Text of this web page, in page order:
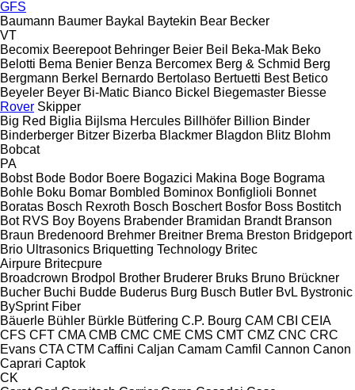
GFS
Baumann Baumer Baykal Baytekin Bear Becker
VT
Becomix Beerepoot Behringer Beier Beil Beka-Mak Beko
Belotti Bema Benier Benza Bercomex Berg & Schmid Berg
Bergmann Berkel Bernardo Bertolaso Bertuetti Best Betico
Beyeler Beyer Bi-Matic Bianco Bickel Biegemaster Biesse
Rover Skipper
Big Red Biglia Bijlsma Hercules Billhöfer Billion Binder
Binderberger Bitzer Bizerba Blackmer Blagdon Blitz Blohm
Bobcat
PA
Bobst Bode Bodor Boere Bogazici Makina Boge Bograma
Bohle Boku Bomar Bombled Bominox Bonfiglioli Bonnet
Boratas Bosch Rexroth Bosch Boschert Bosfor Boss Bostitch
Bot RVS Boy Boyens Brabender Bramidan Brandt Branson
Braun Bredenoord Brehmer Breitner Brema Breston Bridgeport
Brio Ultrasonics Briquetting Technology Britec
Airpure Britecpure
Broadcrown Brodpol Brother Bruderer Bruks Bruno Brückner
Bucher Buchi Budde Buderus Burg Busch Butler BvL Bystronic
BySprint Fiber
Bäuerle Bühler Bürkle Bütfering C.P. Bourg CAM CBI CEIA
CFS CFT CMA CMB CMC CME CMS CMT CMZ CNC CRC
Evans CTA CTM Caffini Caljan Camam Camfil Cannon Canon
Caprari Captok
CK